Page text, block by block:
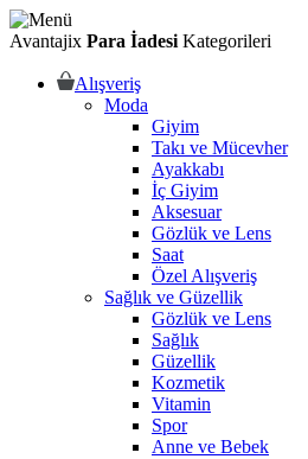
Avantajix Para İadesi Kategorileri
Alışveriş
Moda
Giyim
Takı ve Mücevher
Ayakkabı
İç Giyim
Aksesuar
Gözlük ve Lens
Saat
Özel Alışveriş
Sağlık ve Güzellik
Gözlük ve Lens
Sağlık
Güzellik
Kozmetik
Vitamin
Spor
Anne ve Bebek